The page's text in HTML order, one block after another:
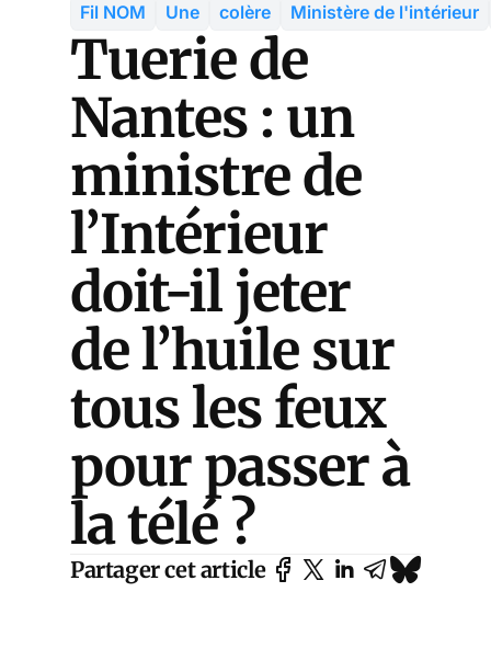
Fil NOM Une colère Ministère de l'intérieur
Tuerie de
Nantes : un
ministre de
l’Intérieur
doit-il jeter
de l’huile sur
tous les feux
pour passer à
la télé ?
Partager cet article